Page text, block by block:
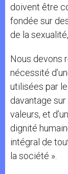
doivent être
fondée sur
de la
Nous devons
nécessité
utilisées par
davantage
valeurs, et
dignité
intégral de
la société ».